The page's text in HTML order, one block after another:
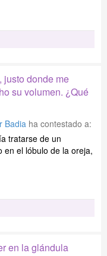
justo donde me
su volumen. ¿Qué
Badia ha contestado a:
tratarse de un
en el lóbulo de la oreja,
en la glándula